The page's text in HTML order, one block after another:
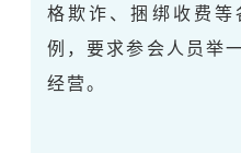
格欺诈、捆绑收费
例，要求参会人员举
经营。